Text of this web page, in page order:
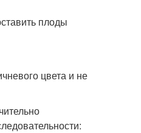
плоды
цвета и не